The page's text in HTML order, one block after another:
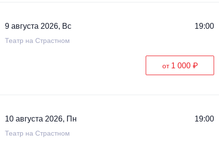
9 августа 2026, Вс 19:00
Театр на Страстном
от 1 000 ₽
10 августа 2026, Пн 19:00
Театр на Страстном